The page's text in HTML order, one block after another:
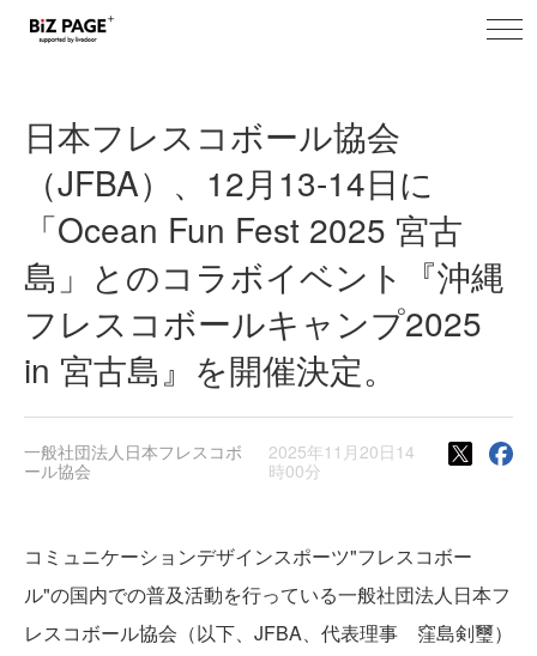
toggle
日本フレスコボール協会
（JFBA）、12月13-14日に
「Ocean Fun Fest 2025 宮古
島」とのコラボイベント『沖縄
フレスコボールキャンプ2025
in 宮古島』を開催決定。
一般社団法人日本フレスコボ
ール協会
2025年11月20日14
時00分
コミュニケーションデザインスポーツ"フレスコボー
ル"の国内での普及活動を行っている一般社団法人日本フ
レスコボール協会（以下、JFBA、代表理事 窪島剣璽）